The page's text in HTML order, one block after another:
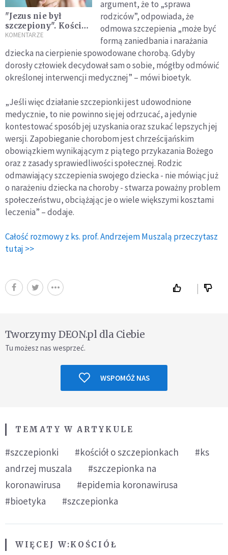
"Jezus nie był
szczepiony". Kościół
i
KOMENTARZE
argument, że to „sprawa
rodziców”, odpowiada, że
odmowa szczepienia „może być
formą zaniedbania i narażania
dziecka na cierpienie spowodowane chorobą. Gdyby
dorosły człowiek decydował sam o sobie, mógłby odmówić
określonej interwencji medycznej” – mówi bioetyk.
„Jeśli więc działanie szczepionki jest udowodnione
medycznie, to nie powinno się jej odrzucać, a jedynie
kontestować sposób jej uzyskania oraz szukać lepszych jej
wersji. Zapobieganie chorobom jest chrześcijańskim
obowiązkiem wynikającym z piątego przykazania Bożego
oraz z zasady sprawiedliwości społecznej. Rodzic
odmawiający szczepienia swojego dziecka - nie mówiąc już
o narażeniu dziecka na choroby - stwarza poważny problem
społeczeństwu, obciążając je o wiele większymi kosztami
leczenia” – dodaje.
Całość rozmowy z ks. prof. Andrzejem Muszalą przeczytasz
tutaj >>
Tworzymy DEON.pl dla Ciebie
Tu możesz nas wesprzeć.
WSPOMÓŻ NAS
TEMATY W ARTYKULE
#szczepionki #kościół o szczepionkach
#ks
andrzej muszala
#szczepionka na
koronawirusa
#epidemia koronawirusa
#bioetyka
#szczepionka
WIĘCEJ W:KOŚCIÓŁ